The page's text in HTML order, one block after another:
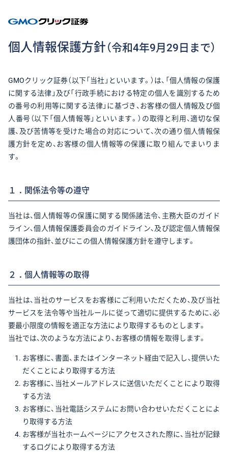
個人情報保護方針 （令和4年9月29日まで）
GMOクリック証券（以下「当社」といいます。）は、「個人情報の保護
に関する法律」及び「行政手続における特定の個人を識別するため
の番号の利用等に関する法律」に基づき、お客様の個人情報及び個
人番号（以下「個人情報等」といいます。）の取得と利用、適切な保
護、及び苦情等を受けた場合の対応について、次の通り個人情報保
護方針を定め、お客様の個人情報等の保護に取り組んでまいりま
す。
１．関係法令等の遵守
当社は、個人情報等の保護に関する関係諸法令、主務大臣のガイド
ライン、個人情報保護委員会のガイドライン、及び認定個人情報保
護団体の指針、並びにこの個人情報保護方針を遵守します。
２．個人情報等の取得
当社は、当社のサービスをお客様にご利用いただくため、及び当社
サービスを法令等や当社ルールに従って適切に提供するために、必
要最小限度の情報を適正な方法により取得するものとします。
当社では、次のような方法により、お客様の情報を取得します。
お客様に、書面、またはインターネット経由で記入し、提供いた
だくことにより取得する方法
お客様に、当社メールアドレスに送信いただくことにより取得
する方法
お客様に、当社電話システムにお問い合わせいただくことによ
り取得する方法
お客様が当社ホームページにアクセスされた際に、当社が記録
するログにより取得する方法